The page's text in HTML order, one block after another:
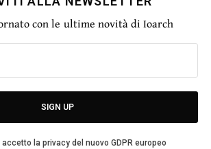
con le ultime novità di Ioarch
SIGN UP
accetto la privacy del nuovo GDPR europeo